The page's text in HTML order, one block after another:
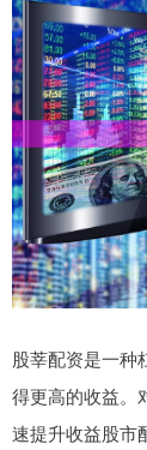
股莘配资是一种
得更高的收益。
速提升收益股市